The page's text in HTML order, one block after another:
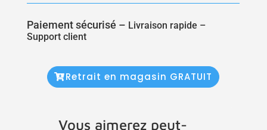
Paiement sécurisé – Livraison rapide –
Support client
Retrait en magasin GRATUIT
Vous aimerez peut-